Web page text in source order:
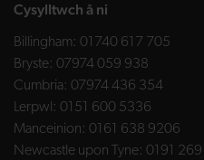
Cysylltwch â ni
Billingham: 01740 617 705
Bryste: 07974 059 938
Cumbria: 07974 436 354
Lerpwl: 0151 600 5336
Manceinion: 0161 638 9206
Newcastle upon Tyne: 0191